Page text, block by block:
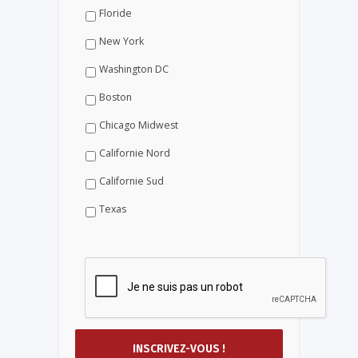
Floride
New York
Washington DC
Boston
Chicago Midwest
Californie Nord
Californie Sud
Texas